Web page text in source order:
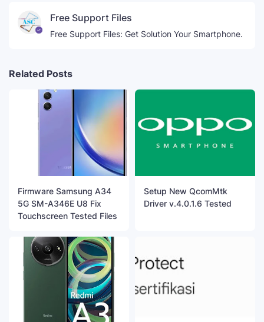
Free Support Files
Free Support Files: Get Solution Your Smartphone.
Related Posts
Firmware Samsung A34
5G SM-A346E U8 Fix
Touchscreen Tested Files
Setup New QcomMtk
Driver v.4.0.1.6 Tested